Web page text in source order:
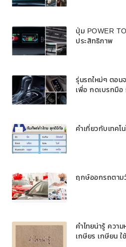
ปุ่ม POWER
ประสิทธิภาพ
รุ่นรถใหม่ๆ ตอน
เพื่อ กดเบรกมือ
คำเกี่ยวกับเทค
ฤกษ์ออกรถตาม
คำไทยน่ารู้ ควา
เกษียร เกษียน ใ